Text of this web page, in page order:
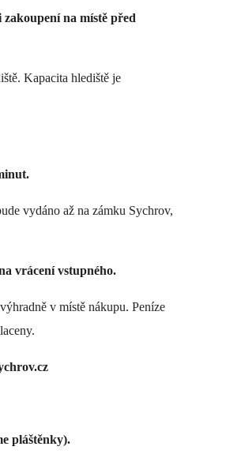
na místě před
Kapacita hlediště je
vydáno až na zámku Sychrov,
vrácení vstupného.
v místě nákupu. Peníze
pláštěnky).